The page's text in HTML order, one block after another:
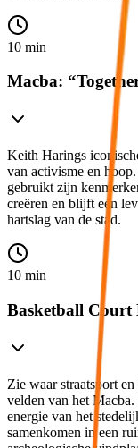
10 min
Macba:
Keith Harings
van activisme en
gebruikt zijn
creëren en blijft een
hartslag van de stad.
10 min
Basketball Court
Zie waar straatsport
velden van het
energie van het
samenkomen in een